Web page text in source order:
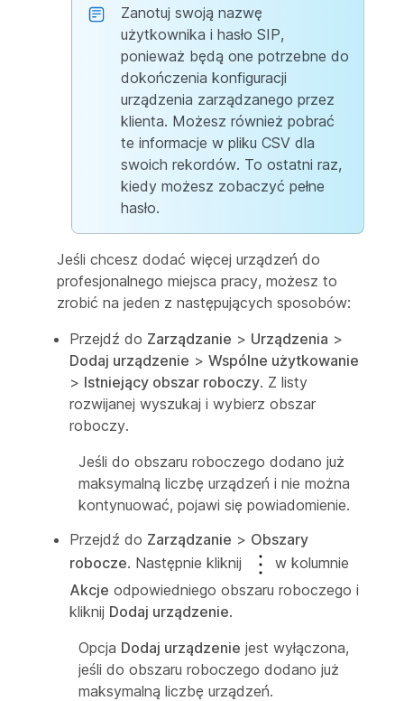
Zanotuj swoją nazwę
użytkownika i hasło SIP,
ponieważ będą one potrzebne do
dokończenia konfiguracji
urządzenia zarządzanego przez
klienta. Możesz również pobrać
te informacje w pliku CSV dla
swoich rekordów. To ostatni raz,
kiedy możesz zobaczyć pełne
hasło.
Jeśli chcesz dodać więcej urządzeń do
profesjonalnego miejsca pracy, możesz to
zrobić na jeden z następujących sposobów:
Przejdź do Zarządzanie > Urządzenia >
Dodaj urządzenie > Wspólne użytkowanie
> Istniejący obszar roboczy. Z listy
rozwijanej wyszukaj i wybierz obszar
roboczy.
Jeśli do obszaru roboczego dodano już
maksymalną liczbę urządzeń i nie można
kontynuować, pojawi się powiadomienie.
Przejdź do Zarządzanie > Obszary
robocze. Następnie kliknij
w kolumnie
Akcje odpowiedniego obszaru roboczego i
kliknij Dodaj urządzenie.
Opcja Dodaj urządzenie jest wyłączona,
jeśli do obszaru roboczego dodano już
maksymalną liczbę urządzeń.